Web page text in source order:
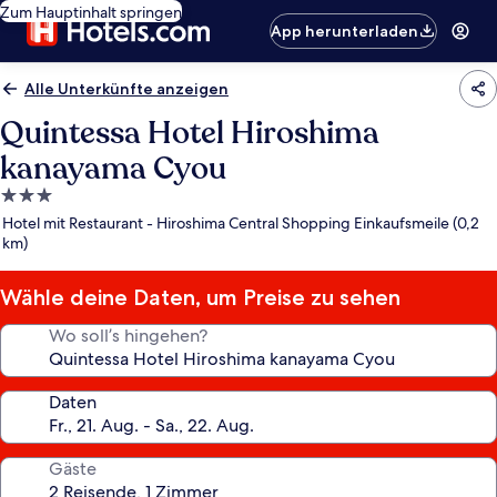
Zum Hauptinhalt springen
App herunterladen
Alle Unterkünfte anzeigen
Quintessa Hotel Hiroshima
kanayama Cyou
3.0-
Sterne-
Unterkunft
Hotel mit Restaurant - Hiroshima Central Shopping Einkaufsmeile (0,2
km)
Wähle deine Daten, um Preise zu sehen
Wo soll’s hingehen?
Daten
Gäste